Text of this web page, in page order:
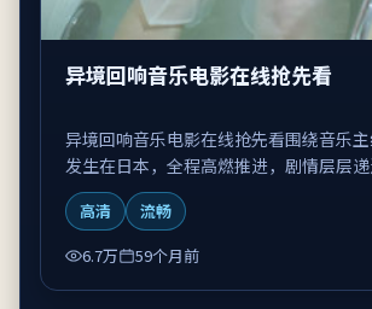
异境回响音乐电影在线抢先看
异境回响音乐电影在线抢先看围绕音乐
发生在日本，全程高燃推进，剧情层层
头。
高清
流畅
6.7万
59个月前